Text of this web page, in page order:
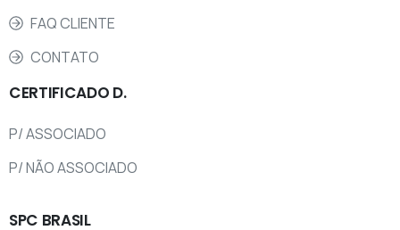
FAQ CLIENTE
CONTATO
CERTIFICADO D.
P/ ASSOCIADO
P/ NÃO ASSOCIADO
SPC BRASIL